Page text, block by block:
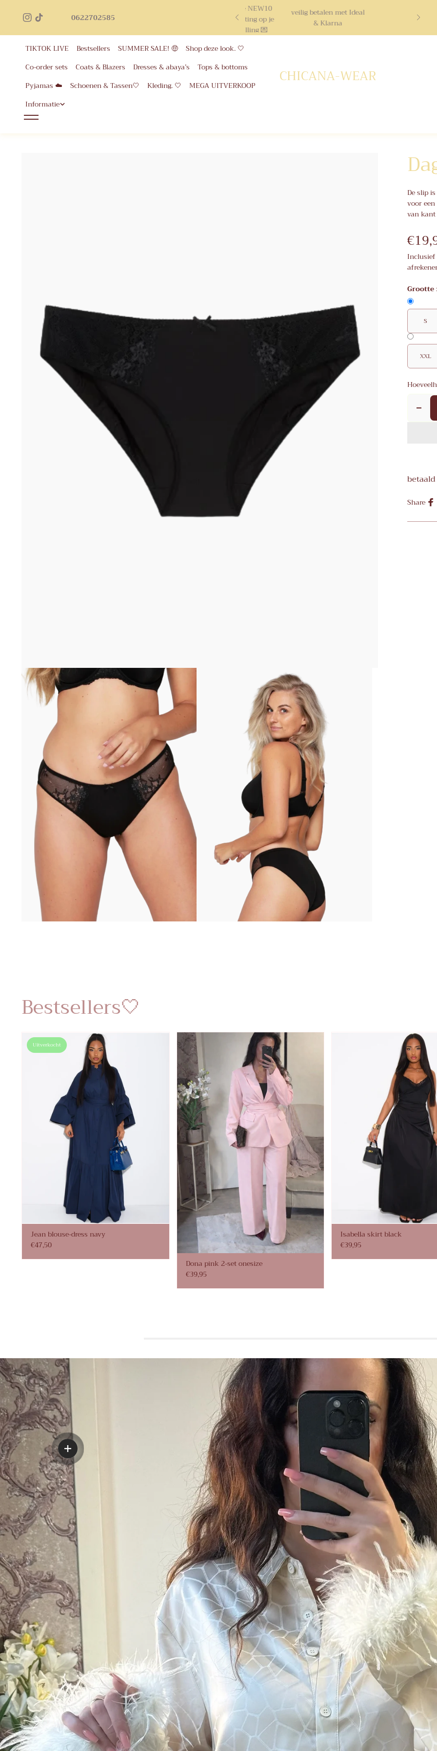
0622702585
Gebruik code NEW10
voor 10% korting op je
eerste bestelling 💌
veilig betalen met Ideal
& Klarna
TIKTOK LIVE Bestsellers SUMMER SALE! 🤑
Shop deze look. 🤍
Co-order sets
Coats & Blazers Dresses & abaya’s
Tops & bottoms
Pyjamas ☁️
Schoenen & Tassen🤍 Kleding. 🤍
MEGA UITVERKOOP
Informatie
CHICANA-WEAR
De slip
voor
van kant
Grootte
S
XXL
Share
Bestsellers🤍
Uitverkocht
Jean blouse-dress navy
€47,50
Dona pink 2-set onesize
€39,95
Isabella skirt black
€39,95